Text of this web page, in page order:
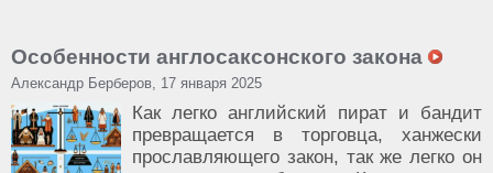
Особенности англосаксонского закона
Александр Берберов, 17 января 2025
Как легко английский пират и бандит
превращается в торговца, ханжески
прославляющего закон, так же легко он